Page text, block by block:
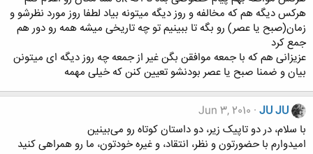
هرکس دیگه هم که مخالفه و روز دیگه میتونه بیاد لطفا روز مورد نظرشو و
زمان(صبح یا عصر) رو بگه تا ببینیم تو چه تاریخی میشه همه رو دور هم
جمع کرد
عزیزانی هم که با جمعه موافقن بگن غیر از جمعه چه روز دیگه ای میتونن
بیان و ضمنا صبح یا عصر بودنشو تعیین کنن که خیلی مهمه
JU JU
Jun 3, 2010
با سلام، در دو تاپیک زیر، دو داستان کوتاه رو می‌بینین
امیدوارم با حضورتون و نظر، انتقاد، و غیره خودتون، ما رو همراهی کنید